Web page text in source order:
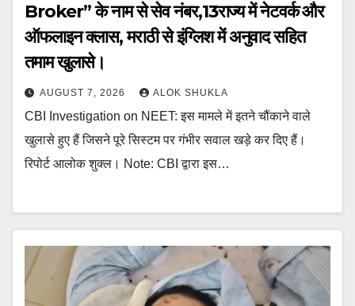
Broker” के नाम से सेव नंबर,13राज्य में नेटवर्क और
ऑफलाइन क्लास, मराठी से इंग्लिश में अनुवाद सहित
तमाम खुलासे।
AUGUST 7, 2026 ALOK SHUKLA
CBI Investigation on NEET: इस मामले में इतने चौंकाने वाले
खुलासे हुए हैं जिसने पूरे सिस्टम पर गंभीर सवाल खड़े कर दिए हैं।
रिपोर्ट आलोक शुक्ल। Note: CBI द्वारा इस…